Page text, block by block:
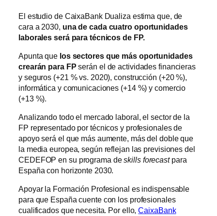
El estudio de CaixaBank Dualiza estima que, de
cara a 2030, una de cada cuatro oportunidades
laborales será para técnicos de FP.
Apunta que los sectores que más oportunidades
crearán para FP serán el de actividades financieras
y seguros (+21 % vs. 2020), construcción (+20 %),
informática y comunicaciones (+14 %) y comercio
(+13 %).
Analizando todo el mercado laboral, el sector de la
FP representado por técnicos y profesionales de
apoyo será el que más aumente, más del doble que
la media europea, según reflejan las previsiones del
CEDEFOP en su programa deskills forecastpara
España con horizonte 2030.
Apoyar la Formación Profesional es indispensable
para que España cuente con los profesionales
cualificados que necesita. Por ello,CaixaBank